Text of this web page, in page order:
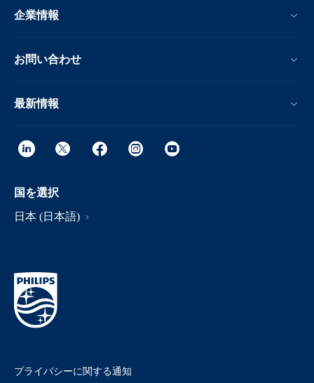
企業情報
お問い合わせ
最新情報
国を選択
日本 (日本語)
プライバシーに関する通知